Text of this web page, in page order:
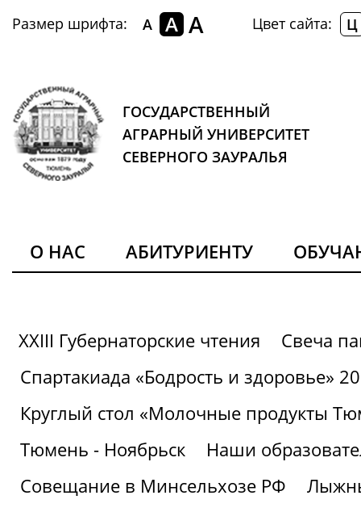
Размер шрифта: A A A Цвет сайта: Ц
ГОСУДАРСТВЕННЫЙ
АГРАРНЫЙ УНИВЕРСИТЕТ
СЕВЕРНОГО ЗАУРАЛЬЯ
О НАС АБИТУРИЕНТУ
XXIII Губернаторские чтения
Свеча
Спартакиада «Бодрость и здоровье»
Круглый стол «Молочные продукты
Тюмень - Ноябрьск
Наши
Совещание в Минсельхозе РФ